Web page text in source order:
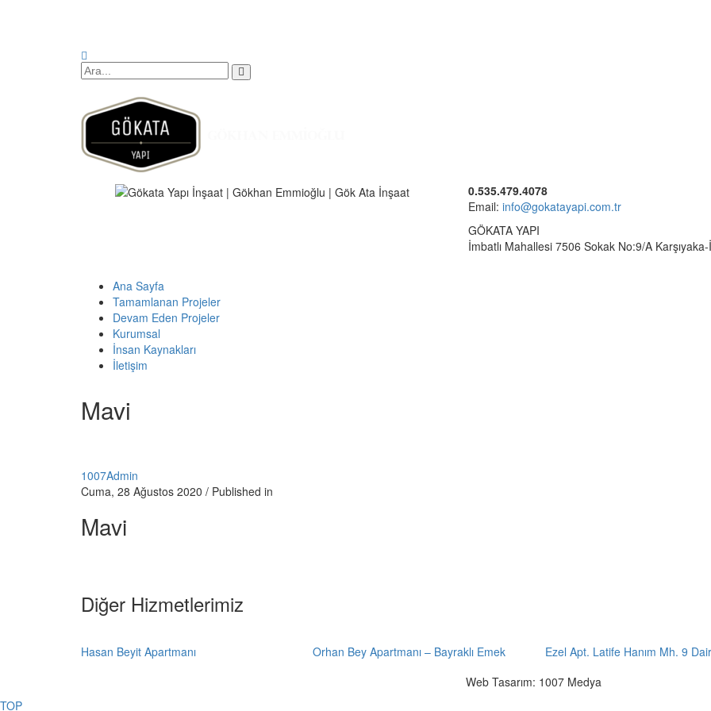
0.535.479.4078
Email: info@gokatayapi.com.tr
GÖKATA YAPI
İmbatlı Mahallesi 7506 Sokak No:9/A
Ana Sayfa
Tamamlanan Projeler
Devam Eden Projeler
Kurumsal
İnsan Kaynakları
İletişim
Mavi
1007Admin
Cuma, 28 Ağustos 2020 / Published in
Mavi
Diğer Hizmetlerimiz
Hasan Beyit Apartmanı Orhan Bey Apartmanı – Bayraklı Emek
Ezel Apt. Latife Hanım Mh. 9
Web Tasarım: 1007 Medya
TOP